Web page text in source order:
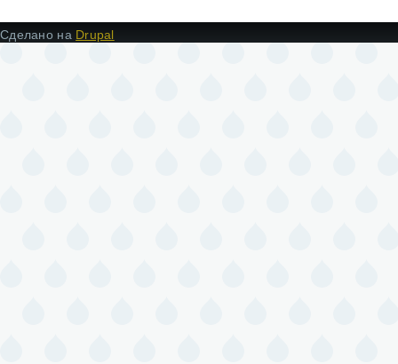
Сделано на Drupal